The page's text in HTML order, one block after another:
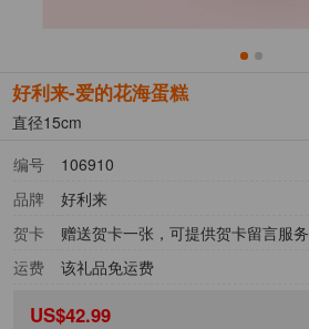
好利来-爱的花海蛋糕
直径15cm
编号
106910
品牌
好利来
贺卡
赠送贺卡一张，可提供贺卡留言服务
运费
该礼品免运费
US$42.99